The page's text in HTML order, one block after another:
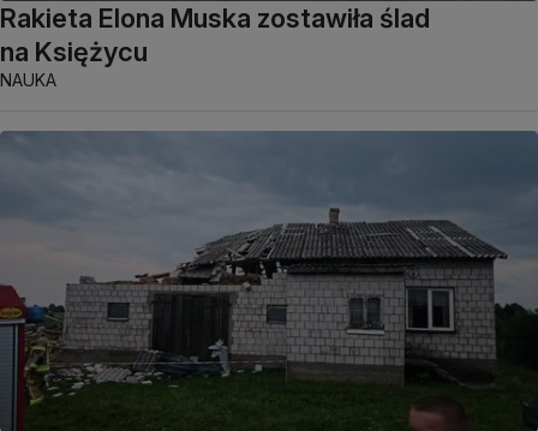
Rakieta Elona Muska zostawiła ślad
na Księżycu
NAUKA